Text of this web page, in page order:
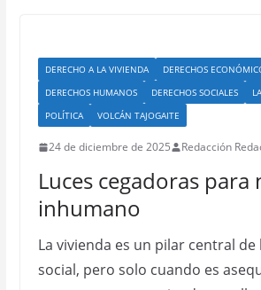
DERECHO A LA VIVIENDA
DERECHOS
DERECHOS HUMANOS
DERECHOS SOCIALES
POLÍTICA
VOLCÁN TAJOGAITE
24 de diciembre de 2025 Redacción
Luces cegadoras para
inhumano
La vivienda es un pilar central
social, pero solo cuando es